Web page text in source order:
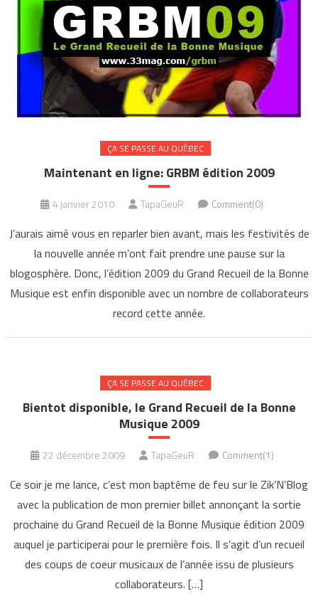
ÇA SE PASSE AU QUÉBEC
Maintenant en ligne: GRBM édition 2009
4 janvier 2010 TapaGeuR Comment(0)
J’aurais aimé vous en reparler bien avant, mais les festivités de
la nouvelle année m’ont fait prendre une pause sur la
blogosphère. Donc, l’édition 2009 du Grand Recueil de la Bonne
Musique est enfin disponible avec un nombre de collaborateurs
record cette année.
ÇA SE PASSE AU QUÉBEC
Bientot disponible, le Grand Recueil de la Bonne
Musique 2009
22 décembre 2009 TapaGeuR Comment(1)
Ce soir je me lance, c’est mon baptême de feu sur le Zik’N’Blog
avec la publication de mon premier billet annonçant la sortie
prochaine du Grand Recueil de la Bonne Musique édition 2009
auquel je participerai pour le première fois. Il s’agit d’un recueil
des coups de coeur musicaux de l’année issu de plusieurs
collaborateurs. […]